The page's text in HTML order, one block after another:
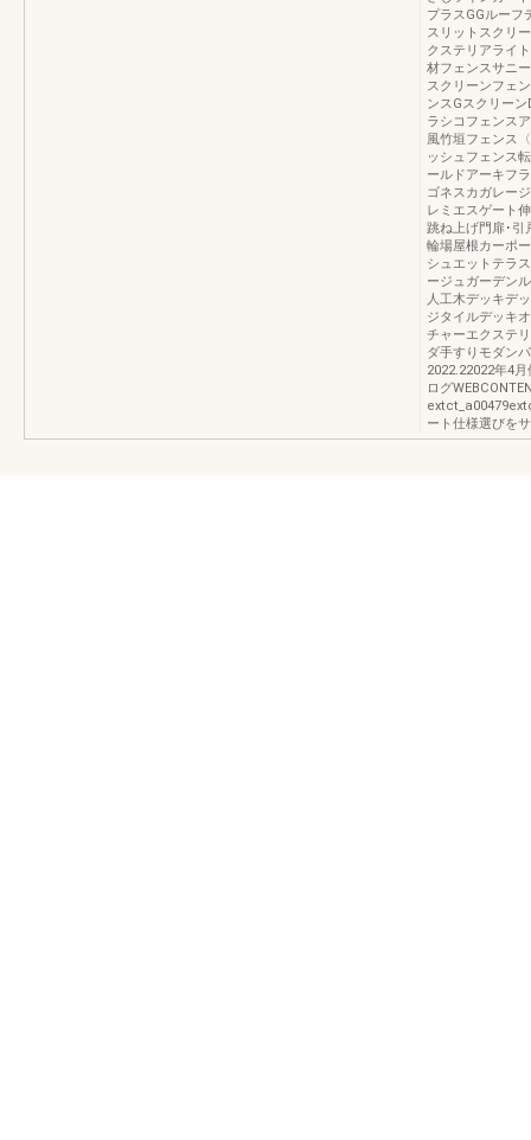
プラスGGルーフ
スリットスクリ
クステリアライ
材フェンスサニ
スクリーンフェ
ンスGスクリー
ラシコフェンス
風竹垣フェンス
ッシュフェンス
ールドアーキフ
ゴネスカガレー
レミエスゲート
跳ね上げ門扉･引
輪場屋根カーポ
シュエットテラ
ージュガーデン
人工木デッキデ
ジタイルデッキ
チャーエクステ
ダ手すりモダン
2022.22022年4
ログ
ート仕様選びを